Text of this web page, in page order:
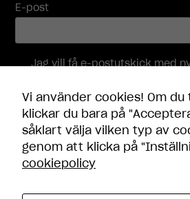
E-post
Jag vill få e-postutskick med
personuppgifter behandlas i
integritetspolicyn.
Skicka
Vi använder cookies! Om
klickar du bara på
såklart välja vilken typ av
genom att klicka på
cookiepolicy